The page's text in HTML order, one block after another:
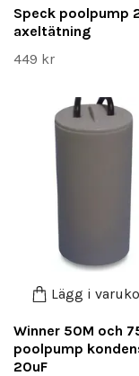
Speck poolpump
axeltätning
449 kr
Lägg i
Winner 50M och
poolpump
20uF